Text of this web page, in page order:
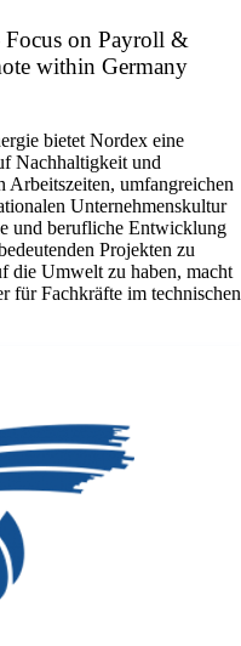
on Payroll &
within Germany
bietet Nordex eine
Nachhaltigkeit und
umfangreichen
Unternehmenskultur
und berufliche Entwicklung
Projekten zu
die Umwelt zu haben, macht
für Fachkräfte im technischen